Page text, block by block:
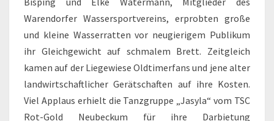
Warendorfer Wassersportvereins, erprobten große
und kleine Wasserratten vor neugierigem Publikum
ihr Gleichgewicht auf schmalem Brett. Zeitgleich
kamen auf der Liegewiese Oldtimerfans und jene alter
landwirtschaftlicher Gerätschaften auf ihre Kosten.
Viel Applaus erhielt die Tanzgruppe „Jasyla“ vom TSC
Rot-Gold Neubeckum für ihre Darbietung